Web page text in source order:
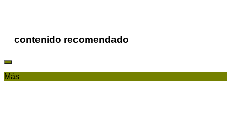
contenido recomendado
Más